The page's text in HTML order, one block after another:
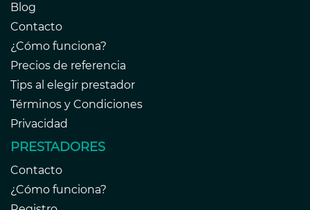
Blog
Contacto
¿Cómo funciona?
Precios de referencia
Tips al elegir prestador
Términos y Condiciones
Privacidad
PRESTADORES
Contacto
¿Cómo funciona?